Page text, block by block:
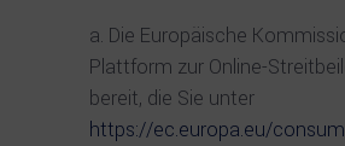
Die Europäische
Plattform zur Online-
bereit, die Sie unter
https://ec.europa.eu/